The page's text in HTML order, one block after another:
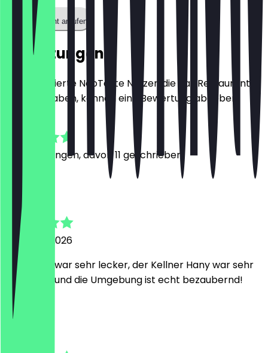
Restaurant anrufen
Bewertungen
Nur registrierte NeoTaste Nutzer, die das Restaurant
besucht haben, können eine Bewertung abgeben.
Bewertungen, davon 11 geschrieben
Lotte
7. August 2026
Das Essen war sehr lecker, der Kellner Hany war sehr
freundlich und die Umgebung ist echt bezaubernd!
M